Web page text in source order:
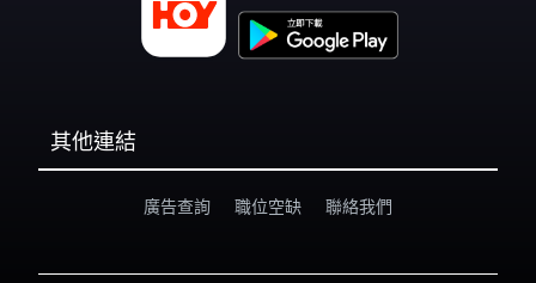
其他連結
廣告查詢 職位空缺 聯絡我們